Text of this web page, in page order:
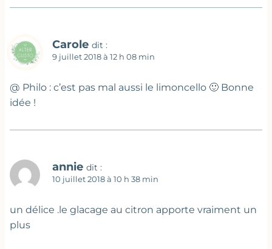
Carole dit :
9 juillet 2018 à 12 h 08 min
@ Philo : c’est pas mal aussi le limoncello 🙂 Bonne
idée !
annie dit :
10 juillet 2018 à 10 h 38 min
un délice .le glacage au citron apporte vraiment un
plus